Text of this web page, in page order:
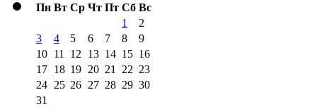
Пн Вт Ср Чт Пт Сб Вс
1
2
3
4 5 6 7 8
9
10 11 12 13 14 15 16
17 18 19 20 21 22 23
24 25 26 27 28 29 30
31